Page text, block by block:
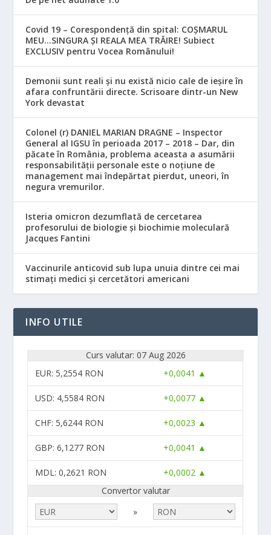
Covid 19 – Corespondență din spital: COȘMARUL
MEU…SINGURA ȘI REALA MEA TRĂIRE! Subiect
EXCLUSIV pentru Vocea Românului!
Demonii sunt reali și nu există nicio cale de ieșire în
afara confruntării directe. Scrisoare dintr-un New
York devastat
Colonel (r) DANIEL MARIAN DRAGNE – Inspector
General al IGSU în perioada 2017 – 2018 – Dar, din
păcate în România, problema aceasta a asumării
responsabilităţii personale este o noţiune de
management mai îndepărtat pierdut, uneori, în
negura vremurilor.
Isteria omicron dezumflată de cercetarea
profesorului de biologie și biochimie moleculară
Jacques Fantini
Vaccinurile anticovid sub lupa unuia dintre cei mai
stimați medici și cercetători americani
INFO UTILE
Curs valutar: 07 Aug 2026
EUR: 5,2554 RON +0,0041 ▲
USD: 4,5584 RON +0,0077 ▲
CHF: 5,6244 RON +0,0023 ▲
GBP: 6,1277 RON +0,0041 ▲
MDL: 0,2621 RON
+0,0002 ▲
Convertor valutar
»